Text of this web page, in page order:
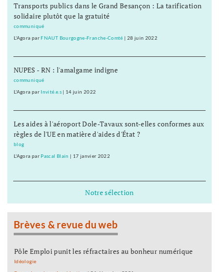
Transports publics dans le Grand Besançon : La tarification
solidaire plutôt que la gratuité
communiqué
L'Agora parFNAUT Bourgogne-Franche-Comté | 28 juin 2022
NUPES - RN : l'amalgame indigne
communiqué
L'Agora par Invité.e.s| 14 juin 2022
Les aides à l'aéroport Dole-Tavaux sont-elles conformes aux
règles de l'UE en matière d'aides d'État ?
blog
L'Agora par Pascal Blain | 17 janvier 2022
Notre sélection
Brèves & revue du web
Pôle Emploi punit les réfractaires au bonheur numérique
Idéologie